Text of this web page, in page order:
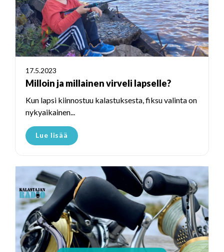
17.5.2023
Milloin ja millainen virveli lapselle?
Kun lapsi kiinnostuu kalastuksesta, fiksu valinta on
nykyaikainen...
Lue lisää